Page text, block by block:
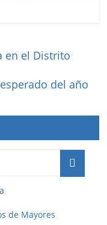
en el Distrito
del año